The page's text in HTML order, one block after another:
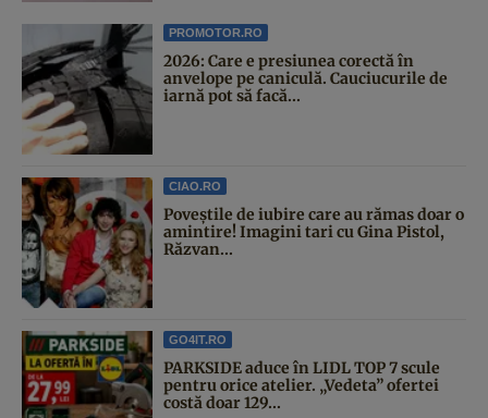
PROMOTOR.RO
2026: Care e presiunea corectă în
anvelope pe caniculă. Cauciucurile de
iarnă pot să facă...
CIAO.RO
Poveştile de iubire care au rămas doar o
amintire! Imagini tari cu Gina Pistol,
Răzvan...
GO4IT.RO
PARKSIDE aduce în LIDL TOP 7 scule
pentru orice atelier. „Vedeta” ofertei
costă doar 129...